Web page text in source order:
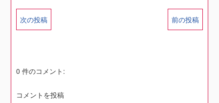
次の投稿 前の投稿
0 件のコメント:
コメントを投稿